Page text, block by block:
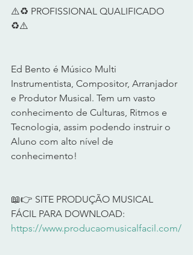
⚠️♻️ PROFISSIONAL QUALIFICADO
♻️⚠️
Ed Bento é Músico Multi
Instrumentista, Compositor, Arranjador
e Produtor Musical. Tem um vasto
conhecimento de Culturas, Ritmos e
Tecnologia, assim podendo instruir o
Aluno com alto nível de
conhecimento!
📖👉 SITE PRODUÇÃO MUSICAL
FÁCIL PARA DOWNLOAD:
https://www.producaomusicalfacil.com/